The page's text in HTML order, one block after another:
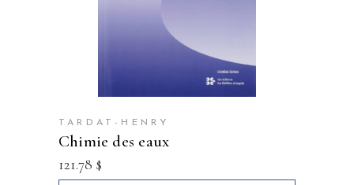
TARDAT-HENRY
chimie des eaux
121.78 $